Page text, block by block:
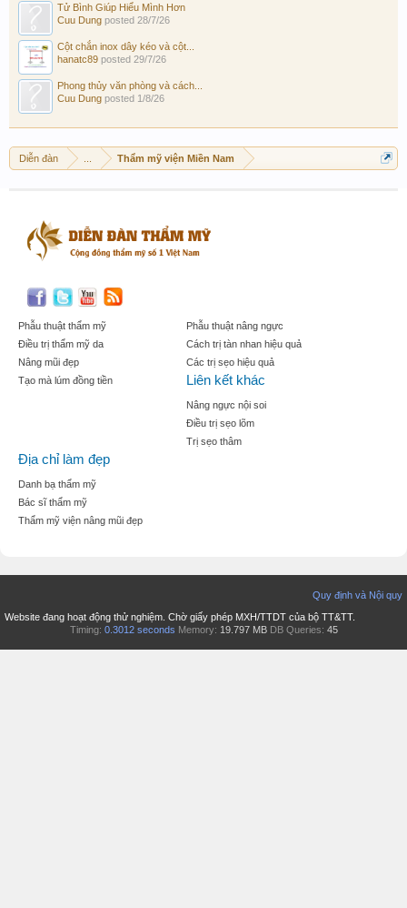
Tử Bình Giúp Hiểu Mình Hơn
Cuu Dung posted 28/7/26
Cột chắn inox dây kéo và cột...
hanatc89 posted 29/7/26
Phong thủy văn phòng và cách...
Cuu Dung posted 1/8/26
Diễn đàn Thẩm mỹ viện Miền Nam
Phẫu thuật thẩm mỹ
Điều trị thẩm mỹ da
Nâng mũi đẹp
Tạo mà lúm đồng tiền
Phẫu thuật nâng ngực
Cách trị tàn nhan hiệu quả
Các trị sẹo hiệu quả
Liên kết khác
Nâng ngực nội soi
Điều trị sẹo lõm
Trị sẹo thâm
Địa chỉ làm đẹp
Danh bạ thẩm mỹ
Bác sĩ thẩm mỹ
Thẩm mỹ viện nâng mũi đẹp
Quy định và Nội quy
Website đang hoạt động thử nghiệm. Chờ giấy phép MXH/TTDT của bộ TT&TT.
Timing: 0.3012 seconds Memory: 19.797 MB DB Queries: 45